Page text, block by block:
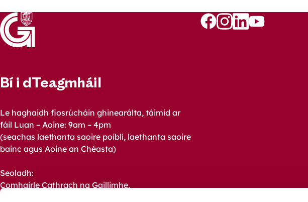
Bí i dTeagmháil
Le haghaidh fiosrúcháin ghinearálta, táimid ar
fáil Luan – Aoine: 9am – 4pm
(seachas laethanta saoire poiblí, laethanta saoire
bainc agus Aoine an Chéasta)
Seoladh:
Comhairle Cathrach na Gaillimhe,